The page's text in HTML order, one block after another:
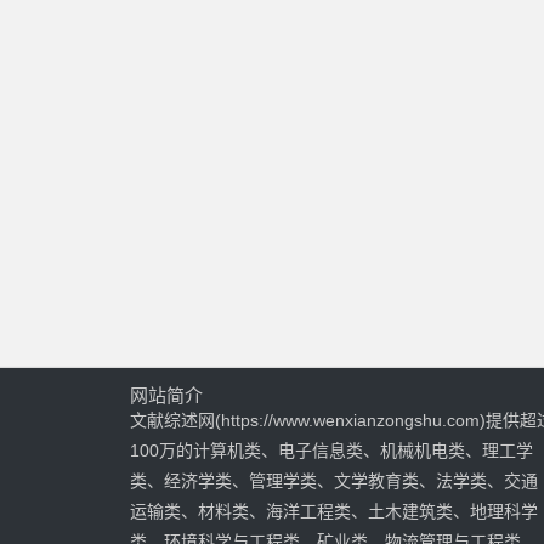
网站简介
文献综述网(https://www.wenxianzongshu.com)提供超
100万的计算机类、电子信息类、机械机电类、理工学
类、经济学类、管理学类、文学教育类、法学类、交通
运输类、材料类、海洋工程类、土木建筑类、地理科学